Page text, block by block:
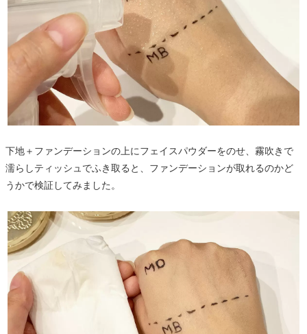
下地＋ファンデーションの上にフェイスパウダーをのせ、霧吹きで
濡らしティッシュでふき取ると、ファンデーションが取れるのかど
うかで検証してみました。